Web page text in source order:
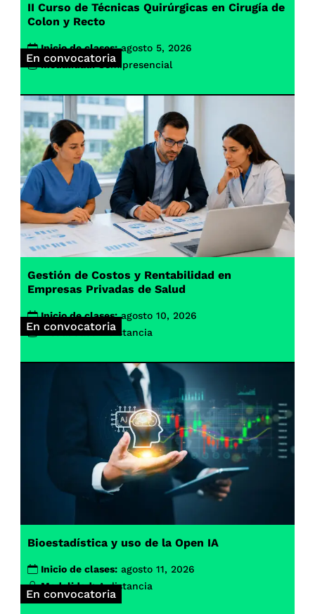
En convocatoria
II Curso de Técnicas Quirúrgicas en Cirugía de
Colon y Recto
Inicio de clases: agosto 5, 2026
Modalidad: Semipresencial
En convocatoria
Gestión de Costos y Rentabilidad en
Empresas Privadas de Salud
Inicio de clases: agosto 10, 2026
Modalidad: A distancia
En convocatoria
Bioestadística y uso de la Open IA
Inicio de clases: agosto 11, 2026
Modalidad: A distancia